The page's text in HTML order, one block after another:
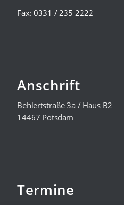
Fax: 0331 / 235 2222
Anschrift
Behlertstraße 3a / Haus B2
14467 Potsdam
Termine